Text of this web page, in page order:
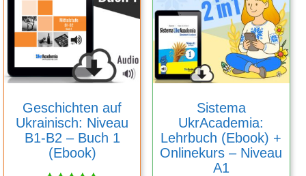
Geschichten auf
Ukrainisch: Niveau
B1-B2 – Buch 1
(Ebook)
Sistema
UkrAcademia:
Lehrbuch (Ebook) +
Onlinekurs – Niveau
A1